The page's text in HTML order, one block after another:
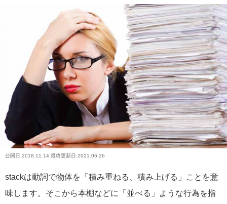
公開日:2018.11.14 最終更新日:2021.06.26
stackは動詞で物体を「積み重ねる、積み上げる」ことを意
味します。そこから本棚などに「並べる」ような行為を指